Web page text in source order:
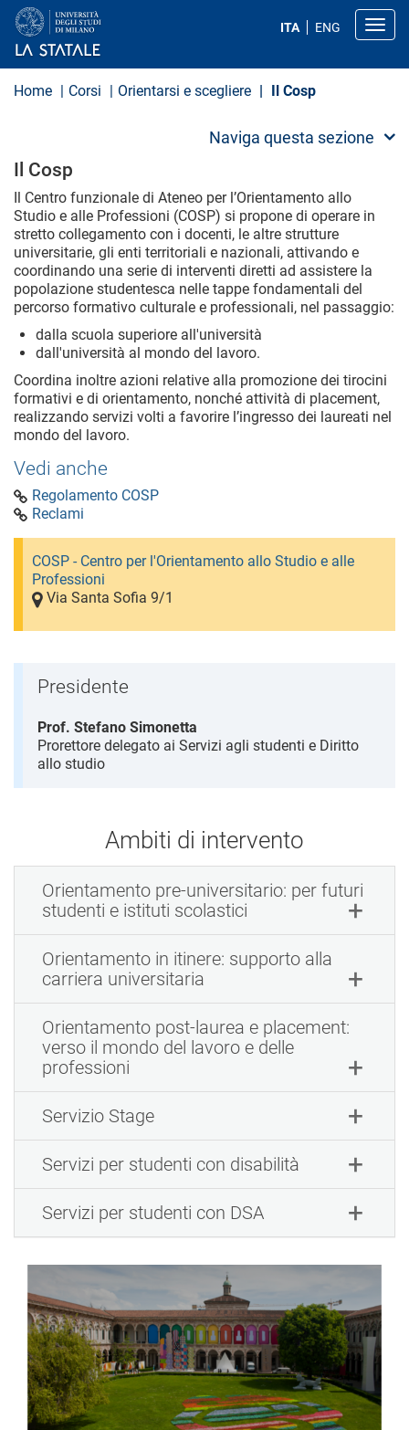
a
ITA ENG
Home Corsi Orientarsi e scegliere Il Cosp
Naviga questa sezione
Il Cosp
Il Centro funzionale di Ateneo per l’Orientamento allo
Studio e alle Professioni (COSP) si propone di operare in
stretto collegamento con i docenti, le altre strutture
universitarie, gli enti territoriali e nazionali, attivando e
coordinando una serie di interventi diretti ad assistere la
popolazione studentesca nelle tappe fondamentali del
percorso formativo culturale e professionali, nel passaggio:
dalla scuola superiore all'università
dall'università al mondo del lavoro.
Coordina inoltre azioni relative alla promozione dei tirocini
formativi e di orientamento, nonché attività di placement,
realizzando servizi volti a favorire l’ingresso dei laureati nel
mondo del lavoro.
Vedi anche
Regolamento COSP
Reclami
COSP - Centro per l'Orientamento allo Studio e alle
Professioni
Via Santa Sofia 9/1
Presidente
Prof. Stefano Simonetta
Prorettore delegato ai Servizi agli studenti e Diritto
allo studio
Ambiti di intervento
Orientamento pre-universitario: per futuri
studenti e istituti scolastici
Orientamento in itinere: supporto alla
carriera universitaria
Orientamento post-laurea e placement:
verso il mondo del lavoro e delle
professioni
Servizio Stage
Servizi per studenti con disabilità
Servizi per studenti con DSA